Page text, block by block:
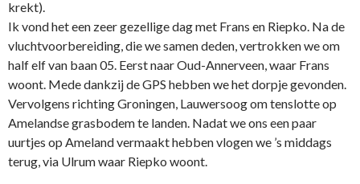
krekt).
Ik vond het een zeer gezellige dag met Frans en Riepko. Na de
vluchtvoorbereiding, die we samen deden, vertrokken we om
half elf van baan 05. Eerst naar Oud-Annerveen, waar Frans
woont. Mede dankzij de GPS hebben we het dorpje gevonden.
Vervolgens richting Groningen, Lauwersoog om tenslotte op
Amelandse grasbodem te landen. Nadat we ons een paar
uurtjes op Ameland vermaakt hebben vlogen we ’s middags
terug, via Ulrum waar Riepko woont.